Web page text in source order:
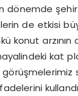
dönemde
de etkisi
konut
kat